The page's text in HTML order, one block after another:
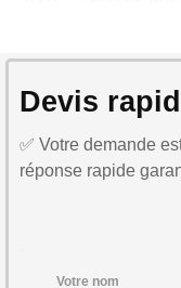
Devis
✅ Votre demande
réponse rapide
Votre nom